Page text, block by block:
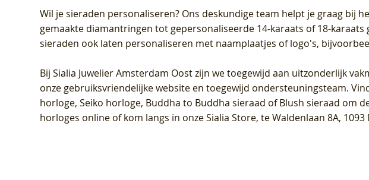
Wil je sieraden personaliseren? Ons deskundige team helpt je graag bij
gemaakte diamantringen tot gepersonaliseerde 14-karaats of 18-
sieraden ook laten personaliseren met naamplaatjes of logo's,
BijSialia Juwelier Amsterdam Oostzijn we toegewijd aan uitzonderlijk
onze gebruiksvriendelijke website en toegewijd ondersteuningsteam.
horloge, Seiko horloge, Buddha to Buddha sieraad of Blush sieraad om
horloges online of kom langs in onze Sialia Store, te Waldenlaan 8A,